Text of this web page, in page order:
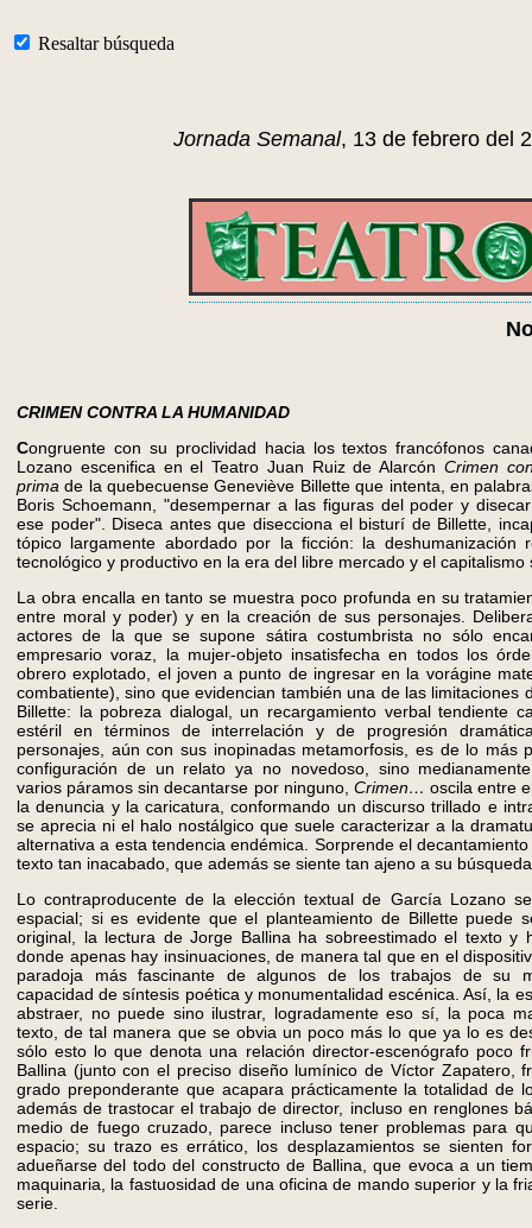
Resaltar búsqueda
Jornada Semanal, 13 de febrero del
CRIMEN CONTRA LA HUMANIDAD
Congruente con su proclividad hacia los textos francófonos
Lozano escenifica en el Teatro Juan Ruiz de Alarcón Crimen
prima de la quebecuense Geneviève Billette que intenta, en
Boris Schoemann, "desempernar a las figuras del poder y
ese poder". Diseca antes que disecciona el bisturí de Billette,
tópico largamente abordado por la ficción: la deshumanización
tecnológico y productivo en la era del libre mercado y el capitalismo
La obra encalla en tanto se muestra poco profunda en su
entre moral y poder) y en la creación de sus personajes.
actores de la que se supone sátira costumbrista no sólo
empresario voraz, la mujer-objeto insatisfecha en todos los
obrero explotado, el joven a punto de ingresar en la vorágine
combatiente), sino que evidencian también una de las limitaciones
Billette: la pobreza dialogal, un recargamiento verbal tendiente
estéril en términos de interrelación y de progresión
personajes, aún con sus inopinadas metamorfosis, es de lo más
configuración de un relato ya no novedoso, sino
varios páramos sin decantarse por ninguno, Crimen… oscila entre
la denuncia y la caricatura, conformando un discurso trillado e
se aprecia ni el halo nostálgico que suele caracterizar a la
alternativa a esta tendencia endémica. Sorprende el
texto tan inacabado, que además se siente tan ajeno a su
Lo contraproducente de la elección textual de García Lozano
espacial; si es evidente que el planteamiento de Billette puede
original, la lectura de Jorge Ballina ha sobreestimado el texto y
donde apenas hay insinuaciones, de manera tal que en el
paradoja más fascinante de algunos de los trabajos de su
capacidad de síntesis poética y monumentalidad escénica. Así, la
abstraer, no puede sino ilustrar, logradamente eso sí, la poca
texto, de tal manera que se obvia un poco más lo que ya lo es
sólo esto lo que denota una relación director-escenógrafo poco
Ballina (junto con el preciso diseño lumínico de Víctor Zapatero,
grado preponderante que acapara prácticamente la totalidad de
además de trastocar el trabajo de director, incluso en renglones
medio de fuego cruzado, parece incluso tener problemas para
espacio; su trazo es errático, los desplazamientos se sienten
adueñarse del todo del constructo de Ballina, que evoca a un
maquinaria, la fastuosidad de una oficina de mando superior y la
serie.